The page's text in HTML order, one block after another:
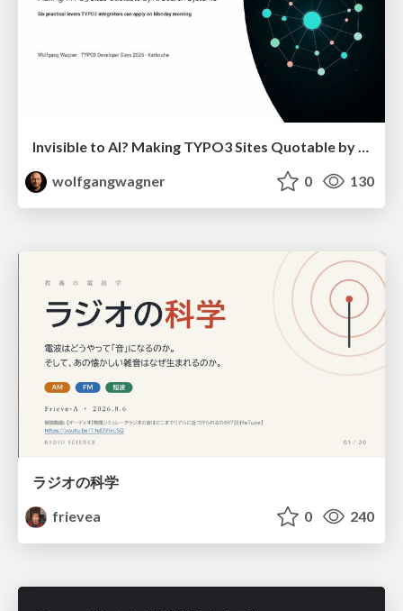
Invisible to AI? Making TYPO3 Sites Quotable by AI Search Systems
wolfgangwagner
0 130
ラジオの科学
frievea
0 240